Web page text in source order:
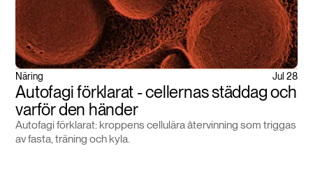
Näring Jul 28
Autofagi förklarat - cellernas städdag och
varför den händer
Autofagi förklarat: kroppens cellulära återvinning som triggas
av fasta, träning och kyla.